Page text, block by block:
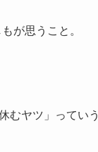
が思うこと。
むヤツ」っていう